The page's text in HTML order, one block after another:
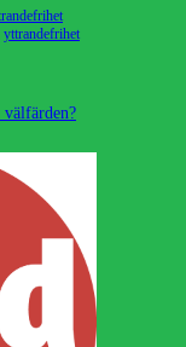
Etiketter
yttrandefrihet